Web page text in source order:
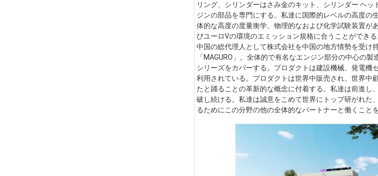
リング、シリンダーはさみ金のキット、シリンダー ヘ
ジンの部品を専門にする。私達に国際的レベルの高度
体的な高度の度量衡学、物理的なおよび化学試験装置が
びユーロVの環境のエミッション規格に合うことができ
中国の総代理人として株式会社を中国の地方情勢を受け
「MAGURO」。全体的で有名なエンジン部分の中心の
シリーズをカバーする。プロダクトは建設機械、発電機
利用されている。プロダクトは世界中販売され、世界中
たと踊ることの革新的な概念に付着する。私達は前進
破し続ける。私達は誠意をこめて世界にトップ研がれた
るためにこの分野の他の全体的なパートナーと働くことを